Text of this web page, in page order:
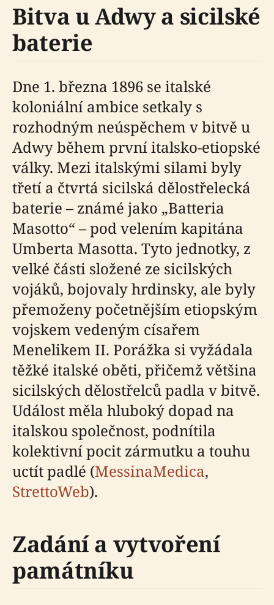
Bitva u Adwy a sicilské
baterie
Dne 1. března 1896 se italské
koloniální ambice setkaly s
rozhodným neúspěchem v bitvě u
Adwy během první italsko-etiopské
války. Mezi italskými silami byly
třetí a čtvrtá sicilská dělostřelecká
baterie – známé jako „Batteria
Masotto“ – pod velením kapitána
Umberta Masotta. Tyto jednotky, z
velké části složené ze sicilských
vojáků, bojovaly hrdinsky, ale byly
přemoženy početnějším etiopským
vojskem vedeným císařem
Menelikem II. Porážka si vyžádala
těžké italské oběti, přičemž většina
sicilských dělostřelců padla v bitvě.
Událost měla hluboký dopad na
italskou společnost, podnítila
kolektivní pocit zármutku a touhu
uctít padlé (MessinaMedica,
StrettoWeb).
Zadání a vytvoření
památníku